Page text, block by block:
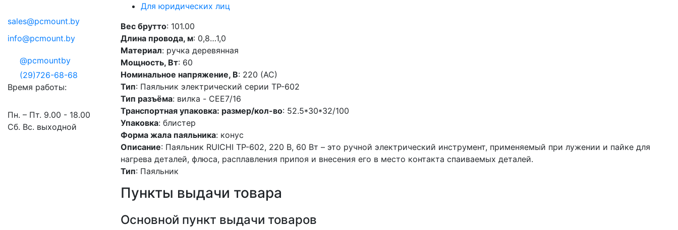
sales@pcmount.by
info@pcmount.by
@pcmountby
(29)726-68-68
Время работы:
Пн. – Пт. 9.00 - 18.00
Сб. Вс. выходной
Для юридических лиц
Вес брутто: 101.00
Длина провода, м: 0,8…1,0
Материал: ручка деревянная
Мощность, Вт: 60
Номинальное напряжение, В: 220 (АС)
Тип: Паяльник электрический серии TP-602
Тип разъёма: вилка - CEE7/16
Транспортная упаковка: размер/кол-во: 52.5*30*32/100
Упаковка: блистер
Форма жала паяльника: конус
Описание: Паяльник RUICHI TP-602, 220 В, 60 Вт – это ручной электрический инструмент, применяемый при лужении и пайке для
нагрева деталей, флюса, расплавления припоя и внесения его в место контакта спаиваемых деталей.
Тип: Паяльник
Пункты выдачи товара
Основной пункт выдачи товаров